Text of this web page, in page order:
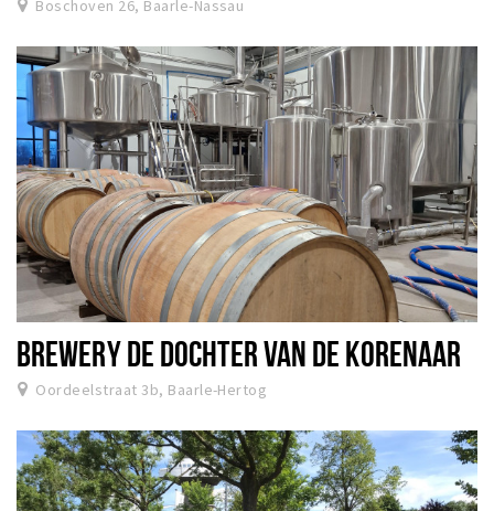
Boschoven 26, Baarle-Nassau
BREWERY DE DOCHTER VAN DE KORENAAR
Oordeelstraat 3b, Baarle-Hertog